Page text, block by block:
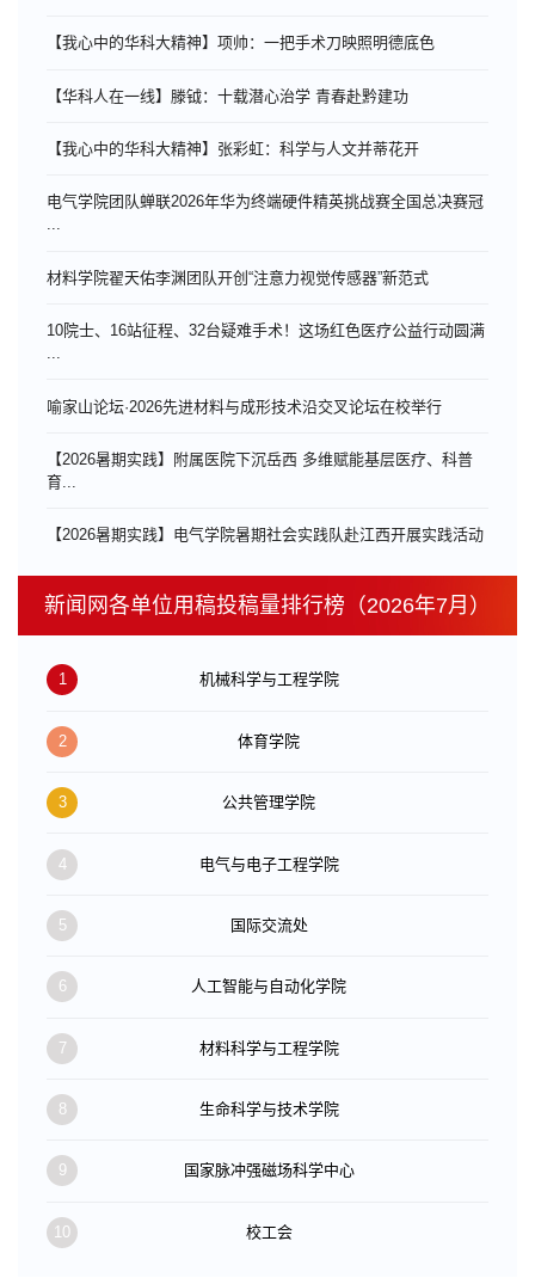
【我心中的华科大精神】项帅：一把手术刀映照明德底色
【华科人在一线】滕钺：十载潜心治学 青春赴黔建功
【我心中的华科大精神】张彩虹：科学与人文并蒂花开
电气学院团队蝉联2026年华为终端硬件精英挑战赛全国总决赛冠
...
材料学院翟天佑李渊团队开创“注意力视觉传感器”新范式
10院士、16站征程、32台疑难手术！这场红色医疗公益行动圆满
...
喻家山论坛·2026先进材料与成形技术沿交叉论坛在校举行
【2026暑期实践】附属医院下沉岳西 多维赋能基层医疗、科普
育...
【2026暑期实践】电气学院暑期社会实践队赴江西开展实践活动
新闻网各单位用稿投稿量排行榜（2026年7月）
1 机械科学与工程学院
2 体育学院
3 公共管理学院
4 电气与电子工程学院
5 国际交流处
6 人工智能与自动化学院
7 材料科学与工程学院
8 生命科学与技术学院
9 国家脉冲强磁场科学中心
10 校工会